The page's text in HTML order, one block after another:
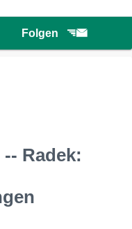
Folgen
Radek: